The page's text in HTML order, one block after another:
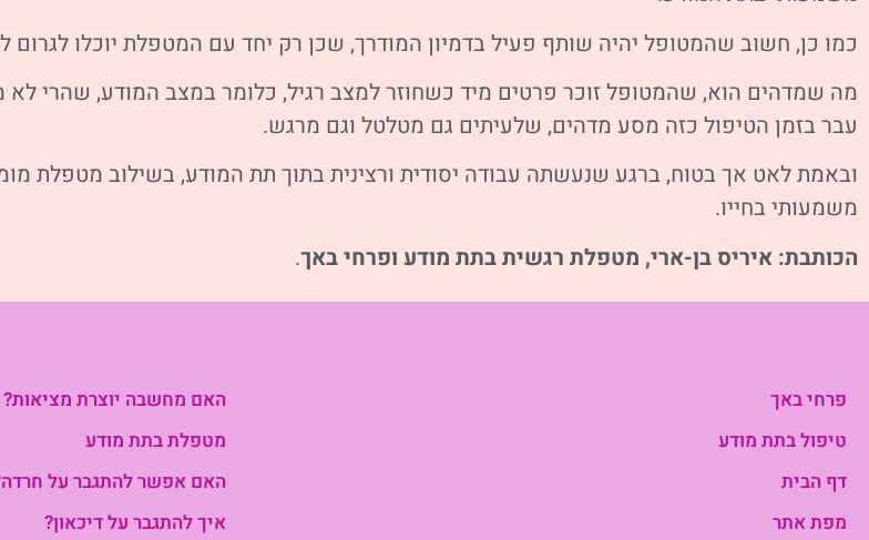
כמו כן, חשוב שהמטופל יהיה שותף פעיל בדמיון המודרך, שכן רק יחד עם המטפלת יוכלו לגרום
מה שמדהים הוא, שהמטופל זוכר פרטים מיד כשחוזר למצב רגיל, כלומר במצב המודע, שהרי לא
עבר בזמן הטיפול כזה מסע מדהים, שלעיתים גם מטלטל וגם מרגש.
ובאמת לאט אך בטוח, ברגע שנעשתה עבודה יסודית ורצינית בתוך תת המודע, בשילוב מטפלת
משמעותי בחייו.
הכותבת: איריס בן-ארי, מטפלת רגשית בתת מודע ופרחי באך.
פרחי באך
טיפול בתת מודע
דף הבית
מפת אתר
האם מחשבה יוצרת מציאות?
מטפלת בתת מודע
האם אפשר להתגבר על
איך להתגבר על דיכאון?